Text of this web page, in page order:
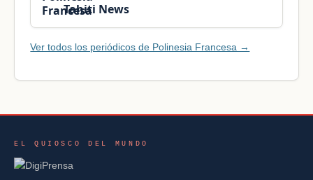
Tahiti News
Ver todos los periódicos de Polinesia Francesa →
EL QUIOSCO DEL MUNDO